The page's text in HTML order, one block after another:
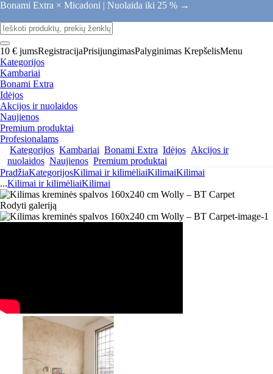
Bonami Extra × Micadoni | Nuolaida iki 25 % →
10 € jumsRegistracijaPrisijungimasPalyginimas KrepšelisMenu
Kategorijos
Kambariai
Bonami Extra
Idėjos
Akcijos ir nuolaidos
Naujienos
Premium produktai
Profesionalams
Kategorijos Kambariai Bonami Extra Idėjos Akcijos ir
nuolaidos Naujienos Premium produktai
PradžiaKategorijosKilimai ir kilimėliaiKilimaiKilimai
...Kilimai ir kilimėliaiKilimai
Rodyti galeriją